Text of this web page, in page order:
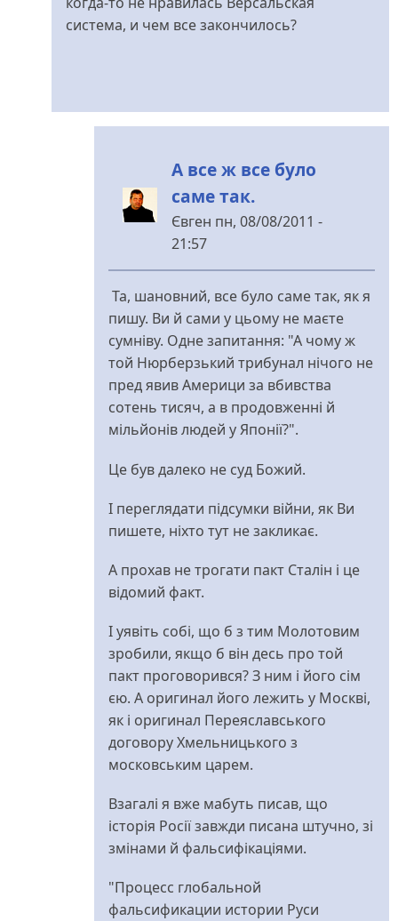
система, и чем все закончилось?
А все ж все було
саме так.
Євген пн, 08/08/2011 -
21:57
У
відповідь
до
***
від
rezon
Та, шановний, все було саме так, як я
пишу. Ви й сами у цьому не маєте
сумніву. Одне запитання: "А чому ж
той Нюрберзький трибунал нічого не
пред явив Америци за вбивства
сотень тисяч, а в продовженні й
мільйонів людей у Японії?".
Це був далеко не суд Божий.
І переглядати підсумки війни, як Ви
пишете, ніхто тут не закликає.
А прохав не трогати пакт Сталін і це
відомий факт.
І уявіть собі, що б з тим Молотовим
зробили, якщо б він десь про той
пакт проговорився? З ним і його сім
єю. А оригинал його лежить у Москві,
як і оригинал Переяславського
договору Хмельницького з
московським царем.
Взагалі я вже мабуть писав, що
історія Росії завжди писана штучно, зі
змінами й фальсифікаціями.
"Процесс глобальной
фальсификации истории Руси